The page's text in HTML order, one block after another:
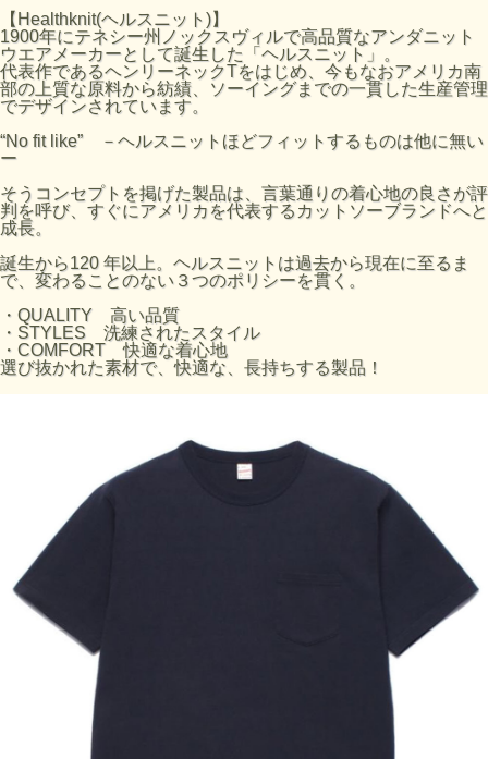
厚手の素材に最適なクラシックフィットのシルエット。
左脇に、織柄でさりげなくHealthknitロゴの入ったピスネー
ム付き。
アクセントにもなるポケットの付いた、ベーシックなクルー
ネックTシャツです。
ヘビーウェイト素材だからこそ、気兼ねなく何度も洗ってガ
シガシ使える一着。極厚の生地を使用しているため、1枚で
も透けを気にせず着用できます。
ITEM NUMBER 51021
QUALITY：COTTON 100%
サイズ
着丈 (cm) 肩幅 (cm) 身幅 (cm)
袖丈 (cm)
70.3
L
72.4 49.5
XL
74.5 52 58.7
選び抜かれたU.S.Cotton（米綿）を使用し、肌離れの良いド
ライな着心地を実現。
Open-End Yarn（空紡糸）と呼ばれる、空気を利用し遠心力
で紡績を行う糸を使用しており、繊維の間に空気を含むた
め、ふっくら感があり、ドライでざっくりした少し硬めの風
合いになるのが特徴。
・縫製へのこだわり
各部の縫製には『4本針フラットシーマ』と呼ばれる特殊な
ミシンを使用。
縫い代がフラットに仕上がるため肌当たりが良く、ソフトで
ストレスのない着心地を味わえます。
【Healthknit(ヘルスニット)】
1900年にテネシー州ノックスヴィルで高品質なアンダニット
ウエアメーカーとして誕生した「ヘルスニット」。
代表作であるヘンリーネックTをはじめ、今もなおアメリカ南
部の上質な原料から紡績、ソーイングまでの一貫した生産管理
でデザインされています。
“No fit like” －ヘルスニットほどフィットするものは他に無い
ー
そうコンセプトを掲げた製品は、言葉通りの着心地の良さが評
判を呼び、すぐにアメリカを代表するカットソーブランドへと
成長。
誕生から120 年以上。ヘルスニットは過去から現在に至るま
で、変わることのない３つのポリシーを貫く。
・QUALITY 高い品質
・STYLES 洗練されたスタイル
・COMFORT 快適な着心地
選び抜かれた素材で、快適な、長持ちする製品！